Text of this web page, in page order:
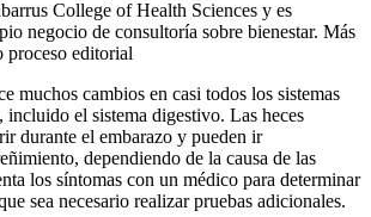
College of Health Sciences y es
negocio de consultoría sobre bienestar. Más
proceso editorial
muchos cambios en casi todos los sistemas
incluido el sistema digestivo. Las heces
durante el embarazo y pueden ir
dependiendo de la causa de las
los síntomas con un médico para determinar
sea necesario realizar pruebas adicionales.